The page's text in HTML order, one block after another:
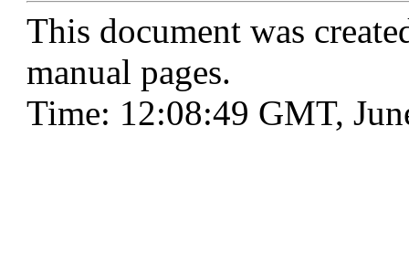
This document was
manual pages.
Time: 12:08:49 GMT,